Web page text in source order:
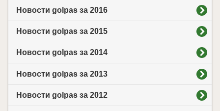
Новости golpas за 2016
Новости golpas за 2015
Новости golpas за 2014
Новости golpas за 2013
Новости golpas за 2012